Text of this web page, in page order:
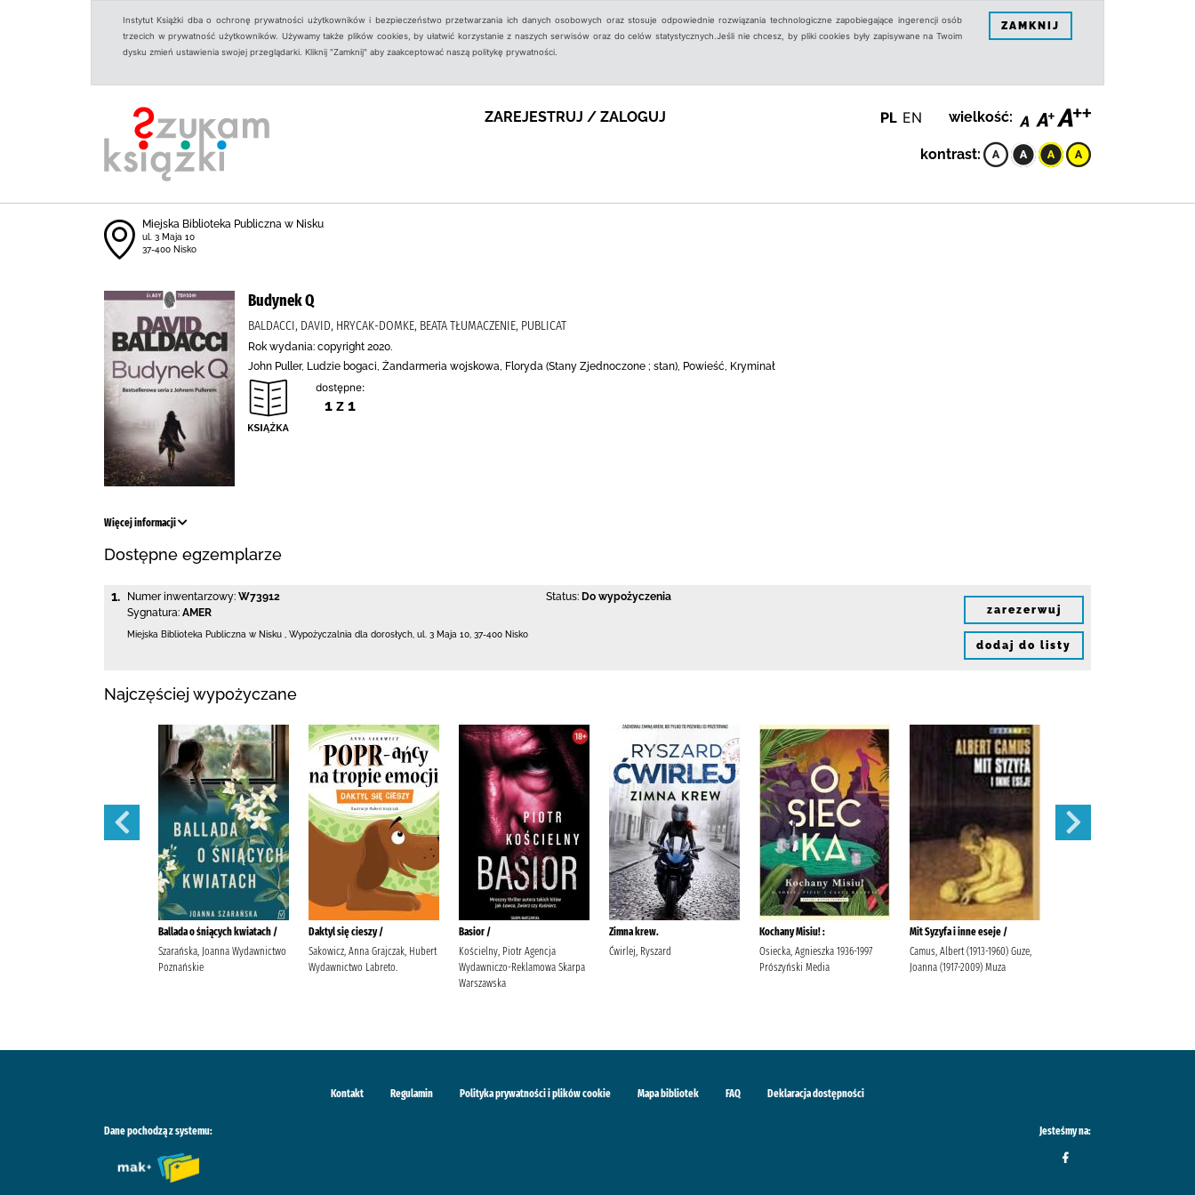
Instytut Książki dba o ochronę prywatności użytkowników i bezpieczeństwo przetwarzania ich danych osobowych oraz stosuje odpowiednie rozwiązania technologiczne zapobiegające ingerencji osób
trzecich w prywatność użytkowników. Używamy także plików cookies, by ułatwić korzystanie z naszych serwisów oraz do celów statystycznych.Jeśli nie chcesz, by pliki cookies były zapisywane na Twoim
dysku zmień ustawienia swojej przeglądarki. Kliknij "Zamknij" aby zaakceptować naszą politykę prywatności.
ZAMKNIJ
ZAREJESTRUJ / ZALOGUJ PL EN wielkość:
kontrast:
Miejska Biblioteka Publiczna w Nisku
ul. 3 Maja 10
37-400 Nisko
Budynek Q
BALDACCI, DAVID, HRYCAK-DOMKE, BEATA TŁUMACZENIE, PUBLICAT
Rok wydania: copyright 2020.
John Puller, Ludzie bogaci, Żandarmeria wojskowa, Floryda (Stany Zjednoczone ; stan), Powieść, Kryminał
dostępne:
1 z 1
Więcej informacji
Dostępne egzemplarze
1. Numer inwentarzowy: W73912
Sygnatura: AMER
Status: Do wypożyczenia
Miejska Biblioteka Publiczna w Nisku Wypożyczalnia dla dorosłych, ul. 3 Maja 10 37-400 Nisko
zarezerwuj
dodaj do listy
Najczęściej wypożyczane
Ballada o śniących kwiatach /
Szarańska, Joanna Wydawnictwo
Poznańskie
Daktyl się cieszy /
Sakowicz, Anna Grajczak, Hubert
Wydawnictwo Labreto.
Basior /
Kościelny, Piotr Agencja
Wydawniczo-Reklamowa Skarpa
Warszawska
Zimna krew.
Ćwirlej, Ryszard
Kochany Misiu! :
Osiecka, Agnieszka 1936-1997
Prószyński Media
Mit Syzyfa i inne eseje /
Camus, Albert (1913-1960) Guze,
Joanna (1917-2009) Muza
Kontakt Regulamin Polityka prywatności i plików cookie Mapa bibliotek FAQ Deklaracja dostępności
Dane pochodzą z systemu: Jesteśmy na: